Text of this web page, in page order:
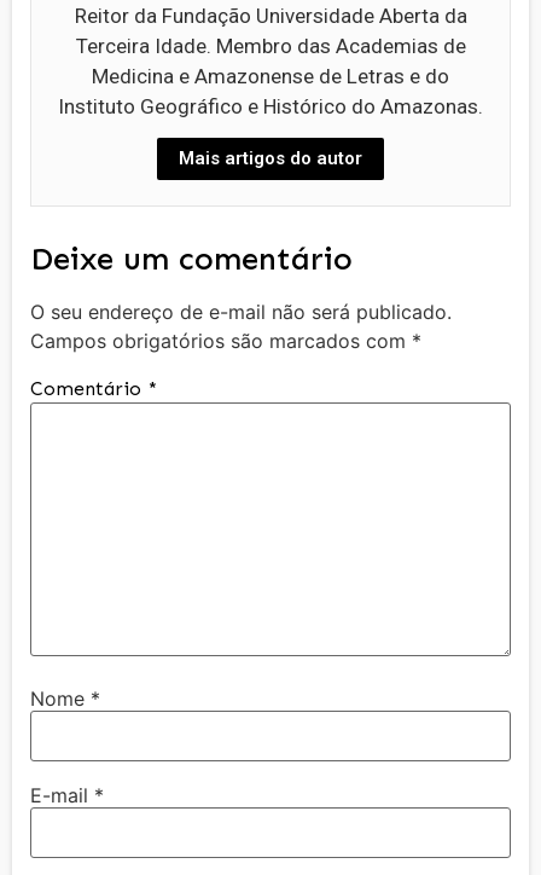
Reitor da Fundação Universidade Aberta da
Terceira Idade. Membro das Academias de
Medicina e Amazonense de Letras e do
Instituto Geográfico e Histórico do Amazonas.
Mais artigos do autor
Deixe um comentário
O seu endereço de e-mail não será publicado.
Campos obrigatórios são marcados com *
Comentário *
Nome *
E-mail *